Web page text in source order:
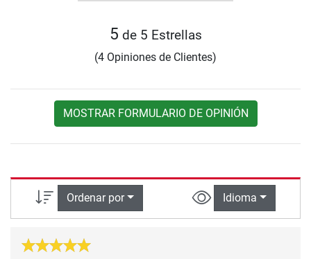
5 de 5 Estrellas
(4 Opiniones de Clientes)
MOSTRAR FORMULARIO DE OPINIÓN
Ordenar por Idioma